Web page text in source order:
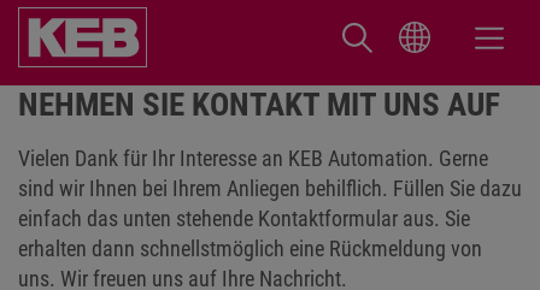
NEHMEN SIE KONTAKT MIT UNS AUF
Vielen Dank für Ihr Interesse an KEB Automation. Gerne
sind wir Ihnen bei Ihrem Anliegen behilflich. Füllen Sie dazu
einfach das unten stehende Kontaktformular aus. Sie
erhalten dann schnellstmöglich eine Rückmeldung von
uns. Wir freuen uns auf Ihre Nachricht.